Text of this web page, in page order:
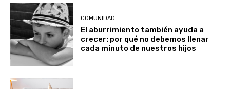
El aburrimiento también ayuda a
crecer: por qué no debemos llenar
cada minuto de nuestros hijos